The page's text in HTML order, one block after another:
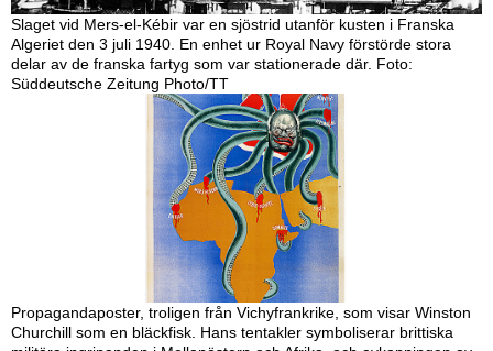
Slaget vid Mers-el-Kébir var en sjöstrid utanför kusten i Franska
Algeriet den 3 juli 1940. En enhet ur Royal Navy förstörde stora
delar av de franska fartyg som var stationerade där. Foto:
Süddeutsche Zeitung Photo/TT
Propagandaposter, troligen från Vichyfrankrike, som visar Winston
Churchill som en bläckfisk. Hans tentakler symboliserar brittiska